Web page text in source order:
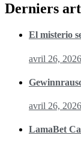
Derniers
El misterio
avril 26, 2026
avril 26, 2026
LamaBet